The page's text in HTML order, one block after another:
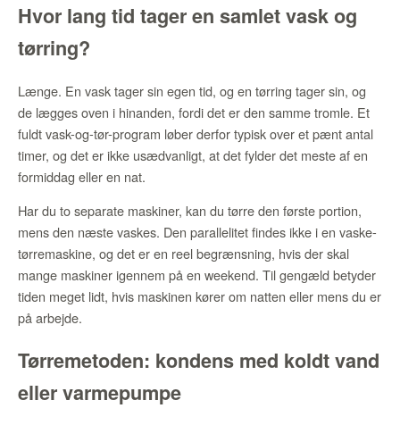
Hvor lang tid tager en samlet vask og
tørring?
Længe. En vask tager sin egen tid, og en tørring tager sin, og
de lægges oven i hinanden, fordi det er den samme tromle. Et
fuldt vask-og-tør-program løber derfor typisk over et pænt antal
timer, og det er ikke usædvanligt, at det fylder det meste af en
formiddag eller en nat.
Har du to separate maskiner, kan du tørre den første portion,
mens den næste vaskes. Den parallelitet findes ikke i en vaske-
tørremaskine, og det er en reel begrænsning, hvis der skal
mange maskiner igennem på en weekend. Til gengæld betyder
tiden meget lidt, hvis maskinen kører om natten eller mens du er
på arbejde.
Tørremetoden: kondens med koldt vand
eller varmepumpe